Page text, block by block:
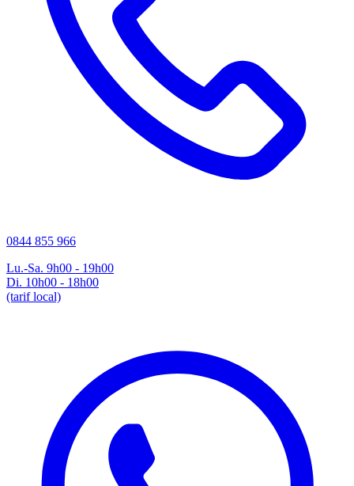
0844 855 966
Lu.-Sa. 9h00 - 19h00
Di. 10h00 - 18h00
(tarif local)